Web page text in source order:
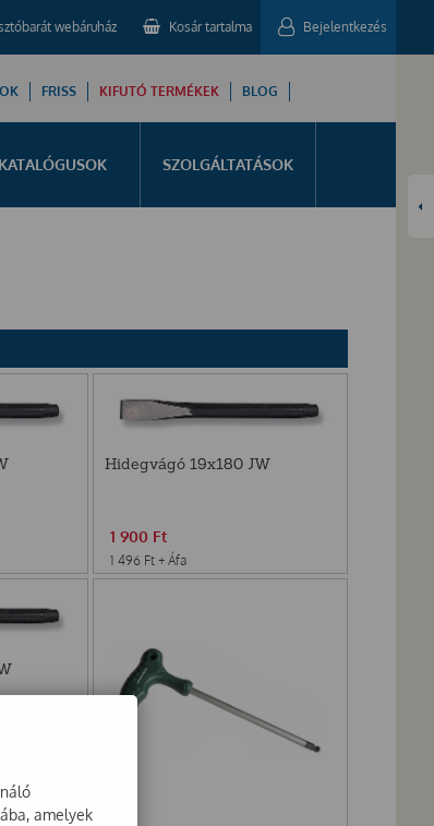
webáruház Kosár tartalma Bejelentkezés
FRISS KIFUTÓ TERMÉKEK BLOG
KATALÓGUSOK SZOLGÁLTATÁSOK
Hidegvágó 19x180 JW
1 900 Ft
1 496 Ft + Áfa
amelyek